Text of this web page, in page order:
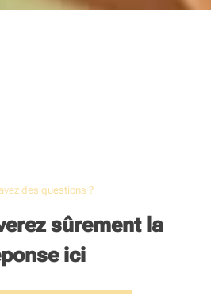
des questions ?
sûrement la
ici